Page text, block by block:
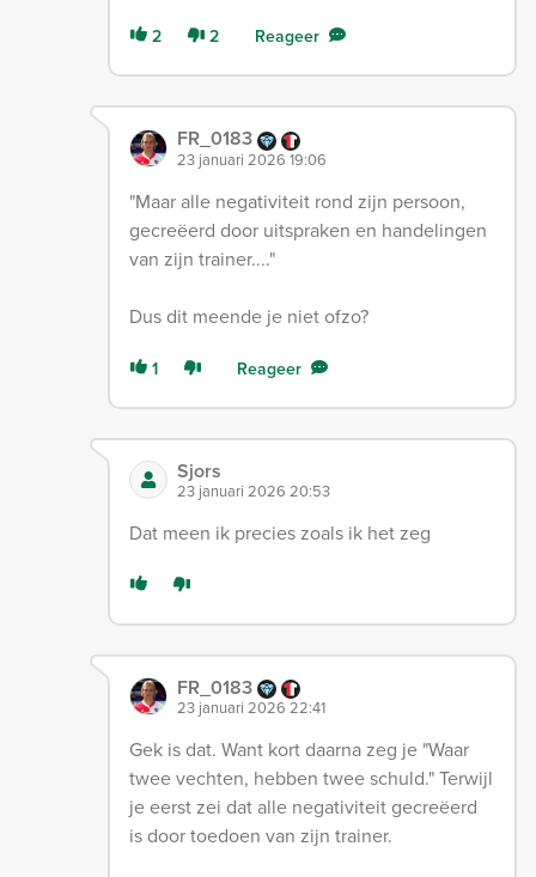
2 2 Reageer
FR_0183
23 januari 2026 19:06
"Maar alle negativiteit rond zijn persoon,
gecreëerd door uitspraken en handelingen
van zijn trainer...."
Dus dit meende je niet ofzo?
1 Reageer
Sjors
23 januari 2026 20:53
Dat meen ik precies zoals ik het zeg
FR_0183
23 januari 2026 22:41
Gek is dat. Want kort daarna zeg je "Waar
twee vechten, hebben twee schuld." Terwijl
je eerst zei dat alle negativiteit gecreëerd
is door toedoen van zijn trainer.